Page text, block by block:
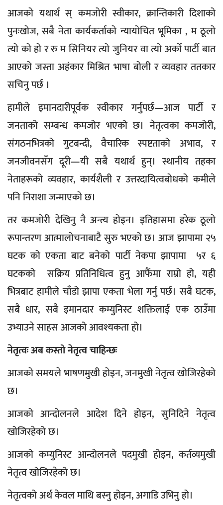
आजको यथार्थ स् कमजोरी स्वीकार, क्रान्तिकारी दिशाको
पुनःखोज, सबै नेता कार्यकर्ताको न्यायोचित भूमिका , म ठूलो
त्यो को हो र रु म सिनियर त्यो जुनियर वा त्यो अर्को पार्टी बात
आएको जस्ता अहंकार मिश्रित भाषा बोली र व्यवहार ततकार
सचिनु पर्छ ।
हामीले इमानदारीपूर्वक स्वीकार गर्नुपर्छ—आज पार्टी र
जनताको सम्बन्ध कमजोर भएको छ। नेतृत्वका कमजोरी,
संगठनभित्रको गुटबन्दी, वैचारिक स्पष्टताको अभाव, र
जनजीवनसँग दूरी—यी सबै यथार्थ हुन्। स्थानीय तहका
नेताहरूको व्यवहार, कार्यशैली र उत्तरदायित्वबोधको कमीले
पनि निराशा जन्माएको छ।
तर कमजोरी देखिनु नै अन्त्य होइन। इतिहासमा हरेक ठूलो
रूपान्तरण आत्मालोचनाबाटै सुरु भएको छ। आज झापामा २५
घटक को एकता बाट बनेको पार्टी नेकपा झापामा ५र ६
घटकको सक्रिय प्रतिनिधित्व हुनु आफैंमा राम्रो हो, यही
भित्रबाट हामीले चाँडो झापा एकता भेला गर्नु पर्छ। सबै घटक,
सबै धार, सबै इमानदार कम्युनिस्ट शक्तिलाई एक ठाउँमा
उभ्याउने साहस आजको आवश्यकता हो।
नेतृत्वः अब कस्तो नेतृत्व चाहिन्छः
आजको समयले भाषणमुखी होइन, जनमुखी नेतृत्व खोजिरहेको
छ।
आजको आन्दोलनले आदेश दिने होइन, सुनिदिने नेतृत्व
खोजिरहेको छ।
आजको कम्युनिस्ट आन्दोलनले पदमुखी होइन, कर्तव्यमुखी
नेतृत्व खोजिरहेको छ।
नेतृत्वको अर्थ केवल माथि बस्नु होइन, अगाडि उभिनु हो।